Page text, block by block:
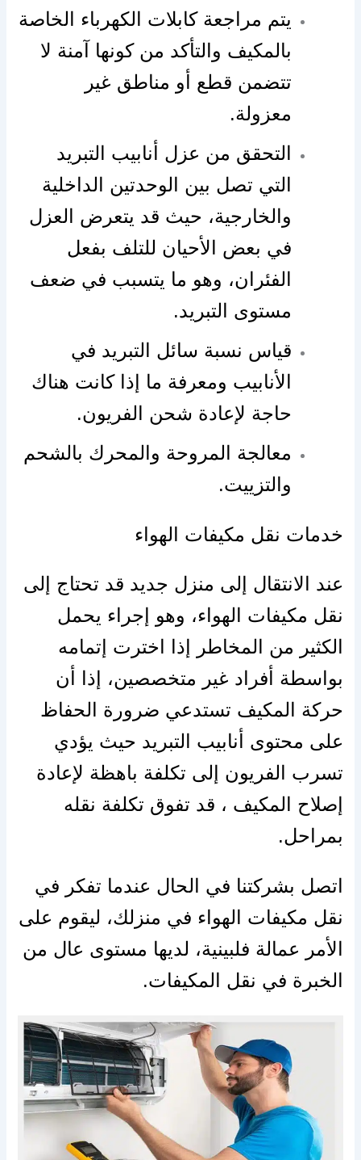
يتم مراجعة كابلات الكهرباء الخاصة
بالمكيف والتأكد من كونها آمنة لا
تتضمن قطع أو مناطق غير
معزولة.
التحقق من عزل أنابيب التبريد
التي تصل بين الوحدتين الداخلية
والخارجية، حيث قد يتعرض العزل
في بعض الأحيان للتلف بفعل
الفئران، وهو ما يتسبب في ضعف
مستوى التبريد.
قياس نسبة سائل التبريد في
الأنابيب ومعرفة ما إذا كانت هناك
حاجة لإعادة شحن الفريون.
معالجة المروحة والمحرك بالشحم
والتزييت.
خدمات نقل مكيفات الهواء
عند الانتقال إلى منزل جديد قد تحتاج إلى
نقل مكيفات الهواء، وهو إجراء يحمل
الكثير من المخاطر إذا اخترت إتمامه
بواسطة أفراد غير متخصصين، إذا أن
حركة المكيف تستدعي ضرورة الحفاظ
على محتوى أنابيب التبريد حيث يؤدي
تسرب الفريون إلى تكلفة باهظة لإعادة
إصلاح المكيف ، قد تفوق تكلفة نقله
بمراحل.
اتصل بشركتنا في الحال عندما تفكر في
نقل مكيفات الهواء في منزلك، ليقوم على
الأمر عمالة فلبينية، لديها مستوى عال من
الخبرة في نقل المكيفات.